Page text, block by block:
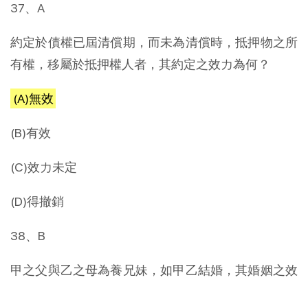
37、A
約定於債權已屆清償期，而未為清償時，抵押物之所
有權，移屬於抵押權人者，其約定之效力為何？
(A)無效
(B)有效
(C)效力未定
(D)得撤銷
38、B
甲之父與乙之母為養兄妹，如甲乙結婚，其婚姻之效